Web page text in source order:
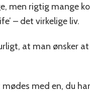
men rigtig mange
– det virkelige liv.
at man ønsker
med en, du